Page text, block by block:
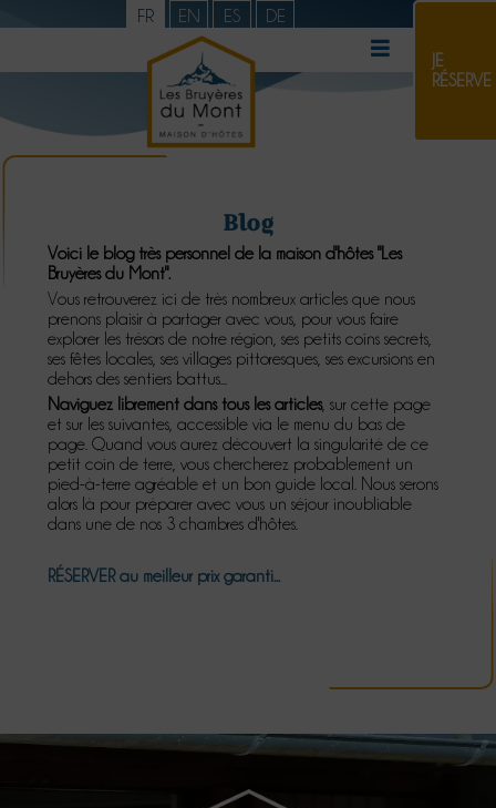
FR EN ES DE
JE
RÉSERVE
Blog
Voici le blog très personnel de la maison d'hôtes "Les
Bruyères du Mont".
Vous retrouverez ici de très nombreux articles que nous
prenons plaisir à partager avec vous, pour vous faire
explorer les trésors de notre région, ses petits coins secrets,
ses fêtes locales, ses villages pittoresques, ses excursions en
dehors des sentiers battus...
Naviguez librement dans tous les articles, sur cette page
et sur les suivantes, accessible via le menu du bas de
page. Quand vous aurez découvert la singularité de ce
petit coin de terre, vous chercherez probablement un
pied-à-terre agréable et un bon guide local. Nous serons
alors là pour préparer avec vous un séjour inoubliable
dans une de nos 3 chambres d'hôtes.
RÉSERVERau meilleur prix garanti...